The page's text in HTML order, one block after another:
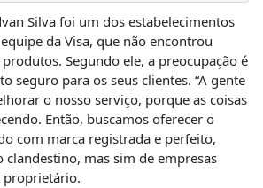
Silva foi um dos estabelecimentos
da Visa, que não encontrou
Segundo ele, a preocupação é
seguro para os seus clientes. “A gente
o nosso serviço, porque as coisas
Então, buscamos oferecer o
com marca registrada e perfeito,
clandestino, mas sim de empresas
proprietário.